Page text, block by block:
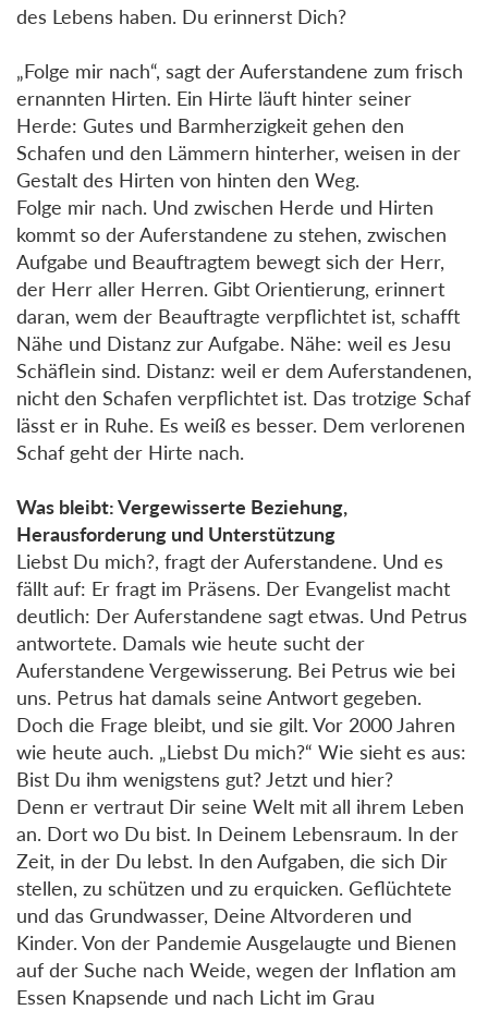
des Lebens haben. Du erinnerst Dich?
„Folge mir nach“, sagt der Auferstandene zum frisch
ernannten Hirten. Ein Hirte läuft hinter seiner
Herde: Gutes und Barmherzigkeit gehen den
Schafen und den Lämmern hinterher, weisen in der
Gestalt des Hirten von hinten den Weg.
Folge mir nach. Und zwischen Herde und Hirten
kommt so der Auferstandene zu stehen, zwischen
Aufgabe und Beauftragtem bewegt sich der Herr,
der Herr aller Herren. Gibt Orientierung, erinnert
daran, wem der Beauftragte verpflichtet ist, schafft
Nähe und Distanz zur Aufgabe. Nähe: weil es Jesu
Schäflein sind. Distanz: weil er dem Auferstandenen,
nicht den Schafen verpflichtet ist. Das trotzige Schaf
lässt er in Ruhe. Es weiß es besser. Dem verlorenen
Schaf geht der Hirte nach.
Was bleibt: Vergewisserte Beziehung,
Herausforderung und Unterstützung
Liebst Du mich?, fragt der Auferstandene. Und es
fällt auf: Er fragt im Präsens. Der Evangelist macht
deutlich: Der Auferstandene sagt etwas. Und Petrus
antwortete. Damals wie heute sucht der
Auferstandene Vergewisserung. Bei Petrus wie bei
uns. Petrus hat damals seine Antwort gegeben.
Doch die Frage bleibt, und sie gilt. Vor 2000 Jahren
wie heute auch. „Liebst Du mich?“ Wie sieht es aus:
Bist Du ihm wenigstens gut? Jetzt und hier?
Denn er vertraut Dir seine Welt mit all ihrem Leben
an. Dort wo Du bist. In Deinem Lebensraum. In der
Zeit, in der Du lebst. In den Aufgaben, die sich Dir
stellen, zu schützen und zu erquicken. Geflüchtete
und das Grundwasser, Deine Altvorderen und
Kinder. Von der Pandemie Ausgelaugte und Bienen
auf der Suche nach Weide, wegen der Inflation am
Essen Knapsende und nach Licht im Grau